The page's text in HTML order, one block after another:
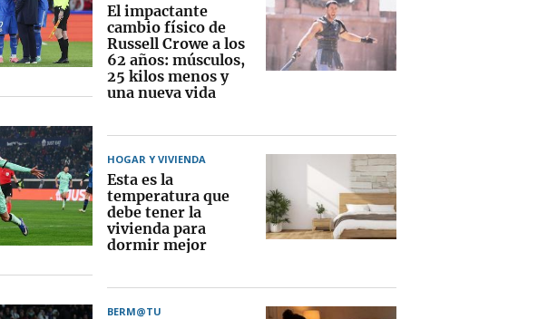
El impactante
cambio físico de
Russell Crowe a los
62 años: músculos,
25 kilos menos y
una nueva vida
HOGAR Y VIVIENDA
Esta es la
temperatura que
debe tener la
vivienda para
dormir mejor
BERM@TU